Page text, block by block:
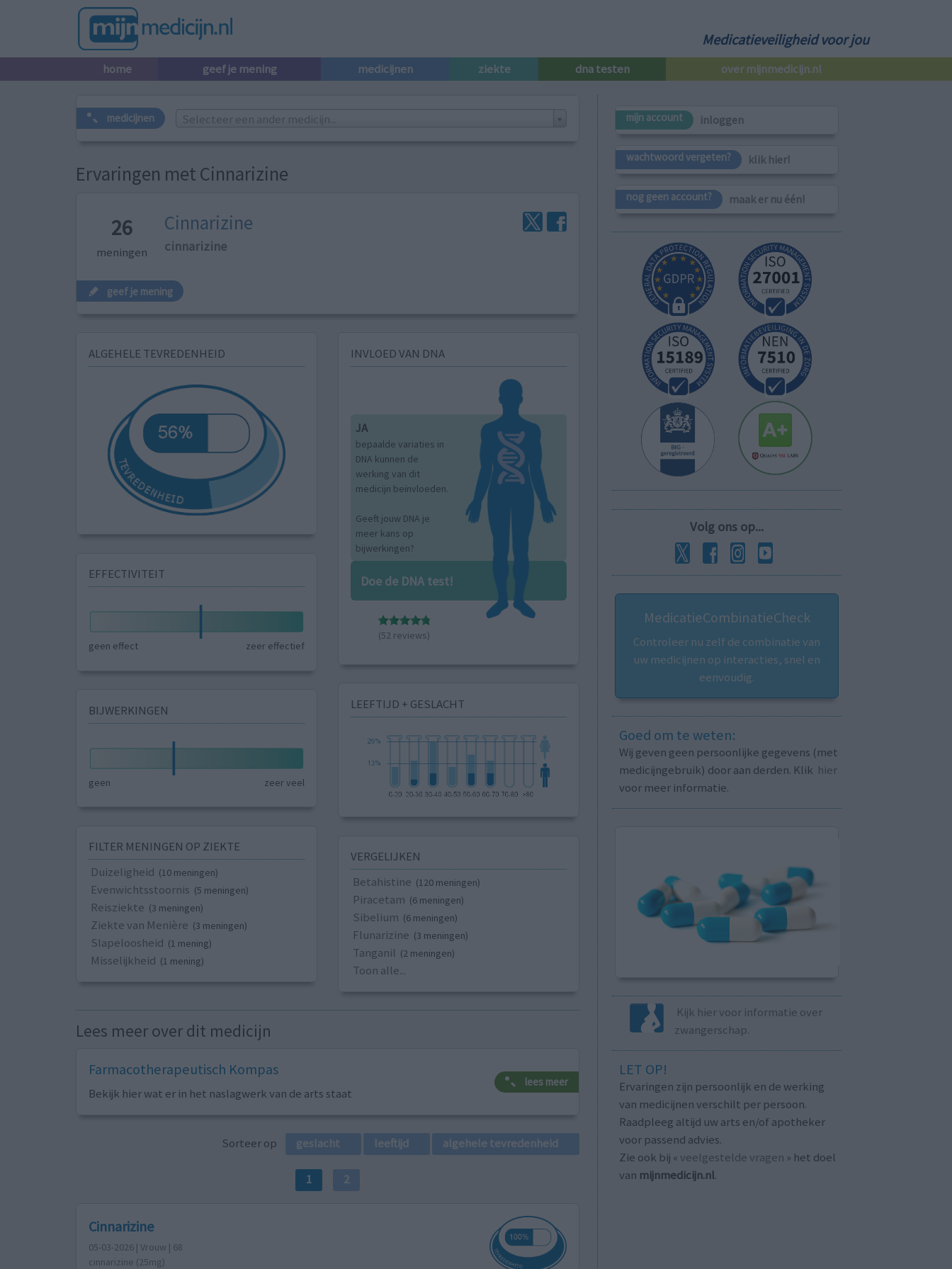
Medicatieveiligheid voor jou
home geef je mening medicijnen ziekte dna testen over mijnmedicijn.nl
medicijnen Selecteer een ander medicijn...
Ervaringen met Cinnarizine
26
meningen
Cinnarizine
cinnarizine
geef je mening
ALGEHELE TEVREDENHEID
EFFECTIVITEIT
geen effect zeer effectief
BIJWERKINGEN
geen zeer veel
FILTER MENINGEN OP ZIEKTE
Duizeligheid (10 meningen)
Evenwichtsstoornis (5 meningen)
Reisziekte (3 meningen)
Ziekte van Menière (3 meningen)
Slapeloosheid (1 mening)
Misselijkheid (1 mening)
INVLOED VAN DNA
JA
bepaalde variaties in
DNA kunnen de
werking van dit
medicijn beïnvloeden.
Geeft jouw DNA je
meer kans op
bijwerkingen?
Doe de DNA test!
(52 reviews)
LEEFTIJD + GESLACHT
VERGELIJKEN
Betahistine (120 meningen)
Piracetam (6 meningen)
Sibelium (6 meningen)
Flunarizine (3 meningen)
Tanganil (2 meningen)
Toon alle...
Lees meer over dit medicijn
Farmacotherapeutisch Kompas
Bekijk hier wat er in het naslagwerk van de arts staat
lees meer
Sorteer op geslacht leeftijd algehele tevredenheid
1 2
Cinnarizine
05-03-2026 | Vrouw | 68
cinnarizine (25mg)
mijn account inloggen
wachtwoord vergeten? klik hier!
nog geen account? maak er nu één!
Volg ons op...
MedicatieCombinatieCheck
Controleer nu zelf de combinatie van
uw medicijnen op interacties, snel en
eenvoudig.
Goed om te weten:
Wij geven geen persoonlijke gegevens (met
medicijngebruik) door aan derden. Klik hier
voor meer informatie.
Kijk hier voor informatie over
zwangerschap.
LET OP!
Ervaringen zijn persoonlijk en de werking
van medicijnen verschilt per persoon.
Raadpleeg altijd uw arts en/of apotheker
voor passend advies.
Zie ook bij « veelgestelde vragen » het doel
van mijnmedicijn.nl.